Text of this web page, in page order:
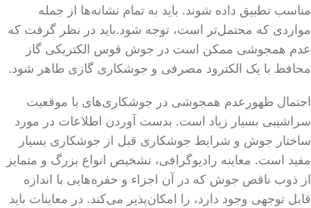
مناسب تطبیق داده شوند. باید به تمام نشانه‌ها از جمله
مواردی که محتمل‌تر است، توجه شود.باید در نظر گرفت که‌
عدم همجوشی ممکن است در جوش قوس الکتریکی گاز
محافظ با یک الکترود مصرفی و جوشکاری گازی ظاهر شود.
احتمال ظهورعدم همجوشی در جوشکاری‌های با موقعیت
سراشیبی بسیار زیاد است. بدست آوردن اطلاعات در مورد
ساختار جوش و شرایط جوشکاری قبل از جوشکاری بسیار
مفید است. معاینه رادیوگرافی، تشخیص انواع بزرگ و متمایز
از ذوب ناقص جوش که در آن اجزاء و حفره‌هایی با اندازه
قابل توجهی وجود دارد، را امکان‌پذیر می‌کند. در معاینات باید